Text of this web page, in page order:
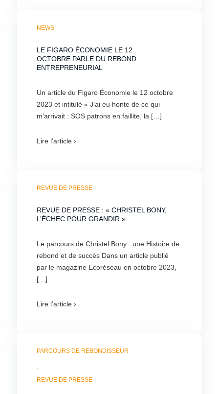
NEWS
LE FIGARO ÉCONOMIE LE 12
OCTOBRE PARLE DU REBOND
ENTREPRENEURIAL
Un article du Figaro Économie le 12 octobre
2023 et intitulé « J’ai eu honte de ce qui
m’arrivait : SOS patrons en faillite, la […]
Lire l’article ›
REVUE DE PRESSE
REVUE DE PRESSE : « CHRISTEL BONY,
L’ÉCHEC POUR GRANDIR »
Le parcours de Christel Bony : une Histoire de
rebond et de succès Dans un article publié
par le magazine Ecoréseau en octobre 2023,
[…]
Lire l’article ›
PARCOURS DE REBONDISSEUR
REVUE DE PRESSE